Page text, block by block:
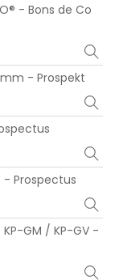
- Bons de Co
- Prospekt
- Prospectus
GM / KP-GV -